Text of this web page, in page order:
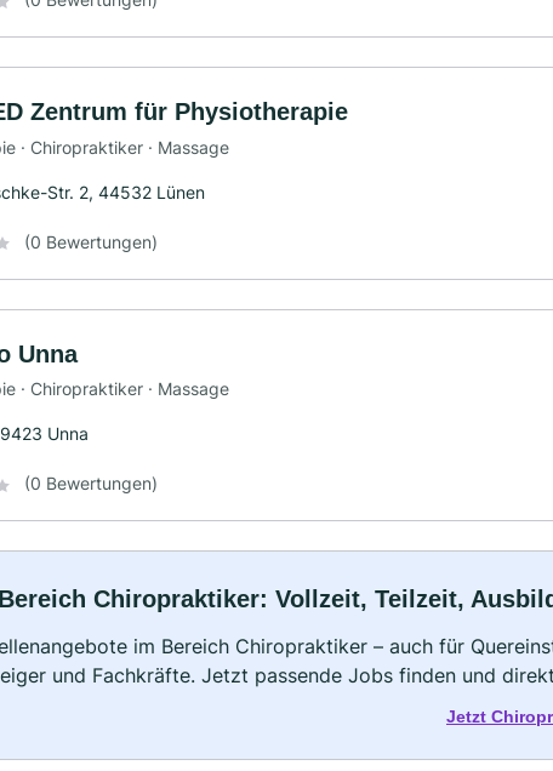
Zentrum für Physiotherapie
· Chiropraktiker · Massage
Str. 2, 44532 Lünen
(0 Bewertungen)
Unna
· Chiropraktiker · Massage
Unna
(0 Bewertungen)
Chiropraktiker: Vollzeit, Teilzeit,
im Bereich Chiropraktiker – auch für
und Fachkräfte. Jetzt passende Jobs finden und
Jetzt